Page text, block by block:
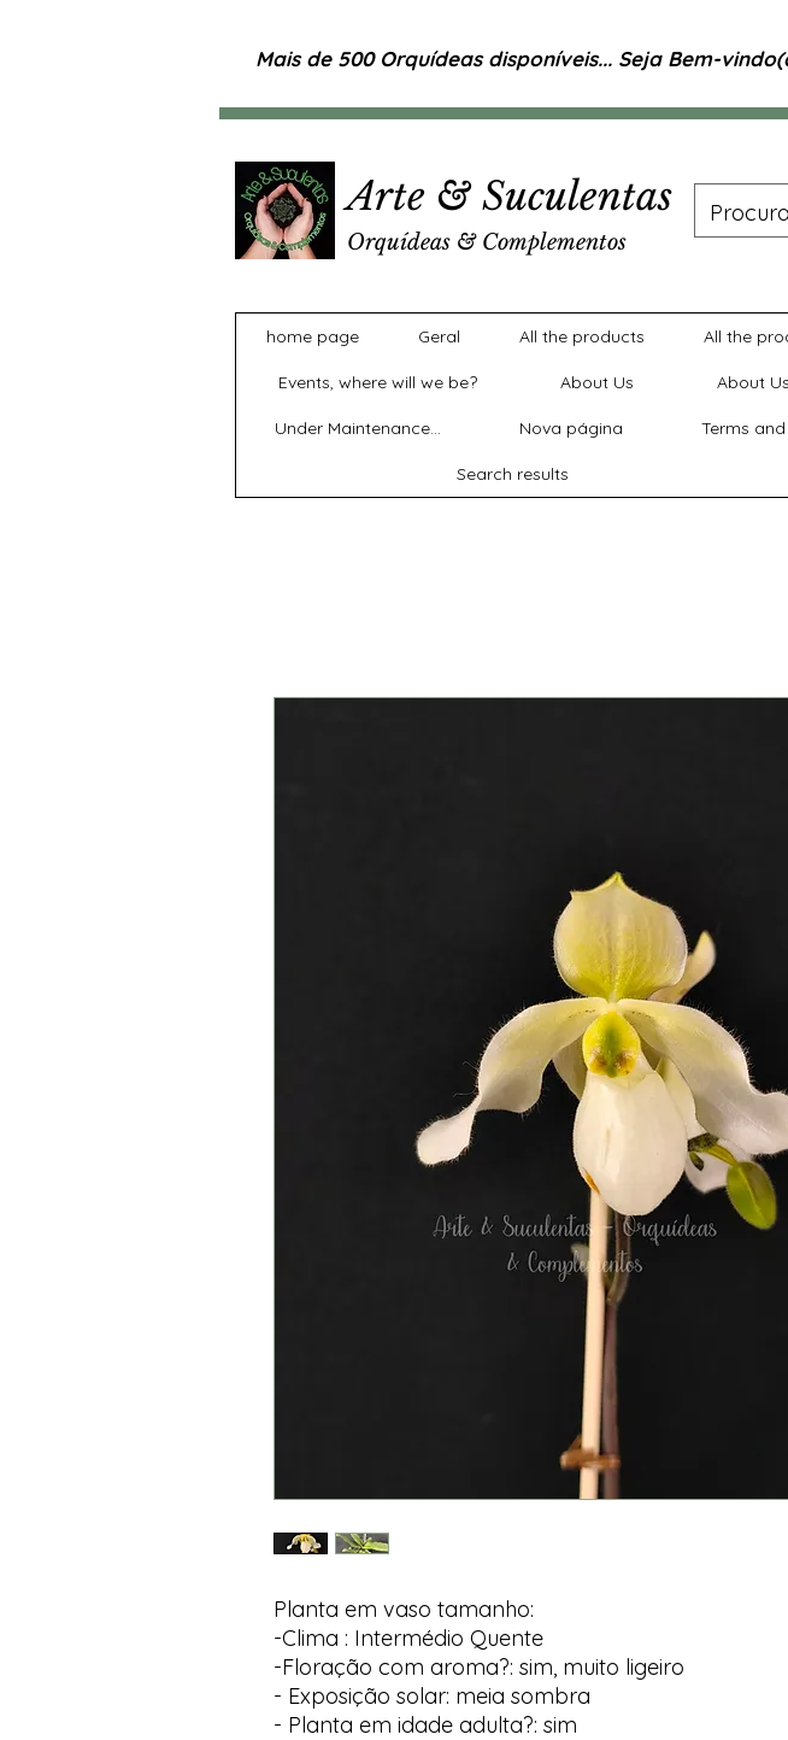
Mais de 500 Orquídeas disponíveis... Seja Bem-
Arte & Suculentas
Orquídeas & Complementos
home page Geral All the products All the
Events, where will we be? About Us About Us
Under Maintenance... Nova página Terms
Search results
Planta em vaso tamanho:
-Clima : Intermédio Quente
-Floração com aroma?: sim, muito ligeiro
- Exposição solar: meia sombra
- Planta em idade adulta?: sim